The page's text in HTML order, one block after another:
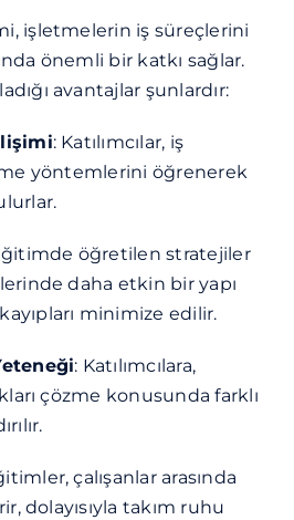
işletmelerin iş süreçlerini
önemli bir katkı sağlar.
avantajlar şunlardır:
: Katılımcılar, iş
yöntemlerini öğrenerek
öğretilen stratejiler
daha etkin bir yapı
minimize edilir.
: Katılımcılara,
çözme konusunda farklı
çalışanlar arasında
dolayısıyla takım ruhu